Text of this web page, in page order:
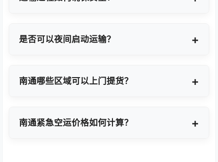
忧。
是否可以夜间启动运输？
南通哪些区域可以上门提货？
南通紧急空运价格如何计算？